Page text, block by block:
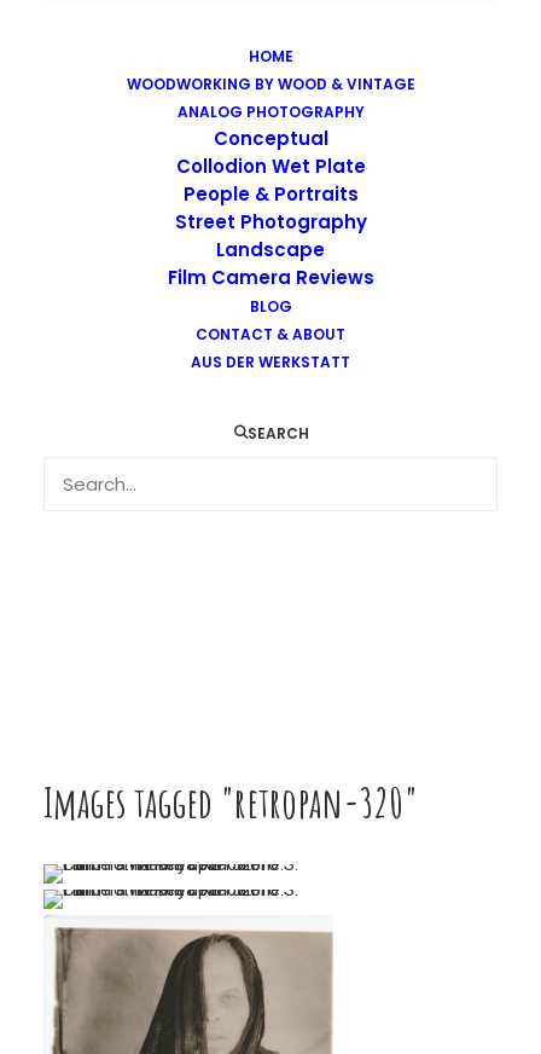
HOME
WOODWORKING BY WOOD & VINTAGE
ANALOG PHOTOGRAPHY
Conceptual
Collodion Wet Plate
People & Portraits
Street Photography
Landscape
Film Camera Reviews
BLOG
CONTACT & ABOUT
AUS DER WERKSTATT
SEARCH
Images tagged "retropan-320"
Images tagged "retropan-320"
…